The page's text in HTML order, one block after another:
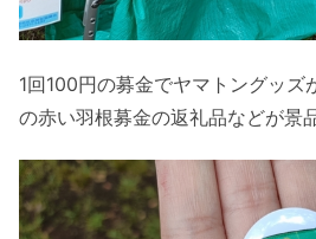
1回100円の募金でヤマトングッズ
の赤い羽根募金の返礼品などが景